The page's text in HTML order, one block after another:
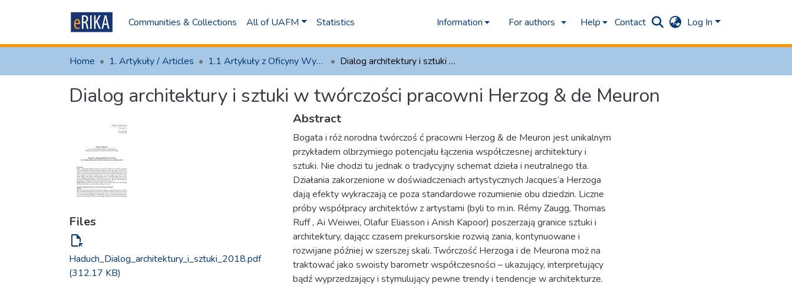
Communities & Collections All of UAFM Statistics Information For authors Help Contact Log In
Home 1. Artykuły / Articles 1.1 Artykuły z Oficyny Wydawniczej AFM Dialog architektury i sztuki w twórczości pracowni Herzog & de Meuron
Dialog architektury i sztuki w twórczości pracowni Herzog & de Meuron
Files
file_open
Haduch_Dialog_architektury_i_sztuki_2018.pdf
(312.17 KB)
Abstract
Bogata i róż norodna twórczoś ć pracowni Herzog & de Meuron jest unikalnym
przykładem olbrzymiego potencjału łączenia współczesnej architektury i
sztuki. Nie chodzi tu jednak o tradycyjny schemat dzieła i neutralnego tła.
Działania zakorzenione w doświadczeniach artystycznych Jacques’a Herzoga
dają efekty wykraczają ce poza standardowe rozumienie obu dziedzin. Liczne
próby współpracy architektów z artystami (byli to m.in. Rémy Zaugg, Thomas
Ruff , Ai Weiwei, Olafur Eliasson i Anish Kapoor) poszerzają granice sztuki i
architektury, dającc czasem prekursorskie rozwią zania, kontynuowane i
rozwijane później w szerszej skali. Twórczość Herzoga i de Meurona moż na
traktować jako swoisty barometr współczesności – ukazujący, interpretujący
bądź wyprzedzający i stymulujący pewne trendy i tendencje w architekturze.